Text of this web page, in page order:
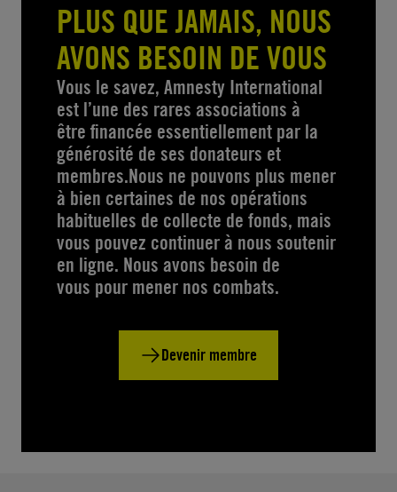
PLUS QUE JAMAIS, NOUS
AVONS BESOIN DE VOUS
Vous le savez, Amnesty International
est l’une des rares associations à
être financée essentiellement par la
générosité de ses donateurs et
membres.Nous ne pouvons plus mener
à bien certaines de nos opérations
habituelles de collecte de fonds, mais
vous pouvez continuer à nous soutenir
en ligne. Nous avons besoin de
vous pour mener nos combats.
Devenir membre